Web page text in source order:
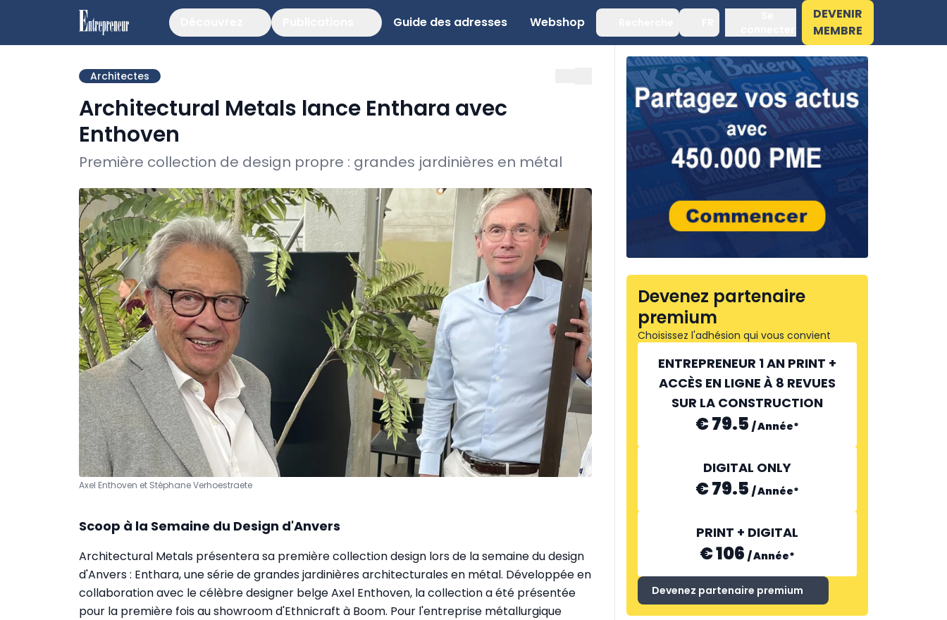
Guide des adresses Webshop
DEVENIR
MEMBRE
Architectes
Architectural Metals lance Enthara avec
Enthoven
Première collection de design propre : grandes jardinières en métal
Axel Enthoven et Stéphane Verhoestraete
Scoop à la Semaine du Design d'Anvers
Architectural Metals présentera sa première collection design lors de la semaine du design
d'Anvers : Enthara, une série de grandes jardinières architecturales en métal. Développée en
collaboration avec le célèbre designer belge Axel Enthoven, la collection a été présentée
pour la première fois au showroom d'Ethnicraft à Boom. Pour l'entreprise métallurgique
Devenez partenaire
premium
Choisissez l'adhésion qui vous convient
ENTREPRENEUR 1 AN PRINT +
ACCÈS EN LIGNE À 8 REVUES
SUR LA CONSTRUCTION
€ 79.5 /Année*
DIGITAL ONLY
€ 79.5 /Année*
PRINT + DIGITAL
€ 106 /Année*
Devenez partenaire premium